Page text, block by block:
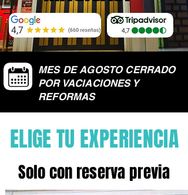
MES DE AGOSTO CERRADO
POR VACIACIONES Y
REFORMAS
ELIGE TU EXPERIENCIA
Solo con reserva previa